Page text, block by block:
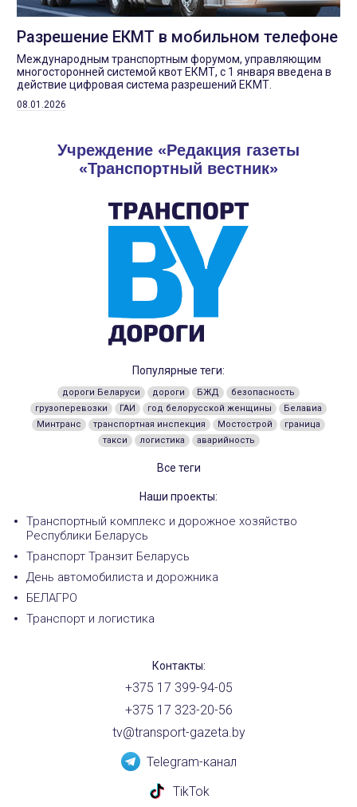
Разрешение ЕКМТ в мобильном телефоне
Международным транспортным форумом, управляющим
многосторонней системой квот ЕКМТ, с 1 января введена в
действие цифровая система разрешений ЕКМТ.
08.01.2026
Учреждение «Редакция газеты
«Транспортный вестник»
Популярные теги:
дороги Беларуси дороги БЖД
безопасность
грузоперевозки
ГАИ год белорусской женщины
Белавиа
Минтранс
транспортная инспекция Мостострой
граница
такси
логистика аварийность
Все теги
Наши проекты:
Транспортный комплекс и дорожное хозяйство
Республики Беларусь
Транспорт Транзит Беларусь
День автомобилиста и дорожника
БЕЛАГРО
Транспорт и логистика
Контакты:
+375 17 399-94-05
+375 17 323-20-56
tv@transport-gazeta.by
Telegram-канал
TikTok